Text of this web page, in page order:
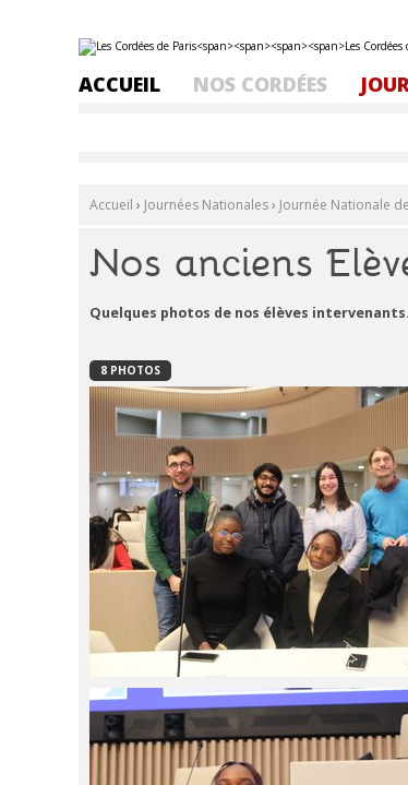
Aller
au
contenu.
|
Outils
personnels
ACCUEIL NOS CORDÉES
Accueil › Journées Nationales› Journée Nationale
Nos anciens
Quelques photos de nos élèves intervenants.
8 PHOTOS